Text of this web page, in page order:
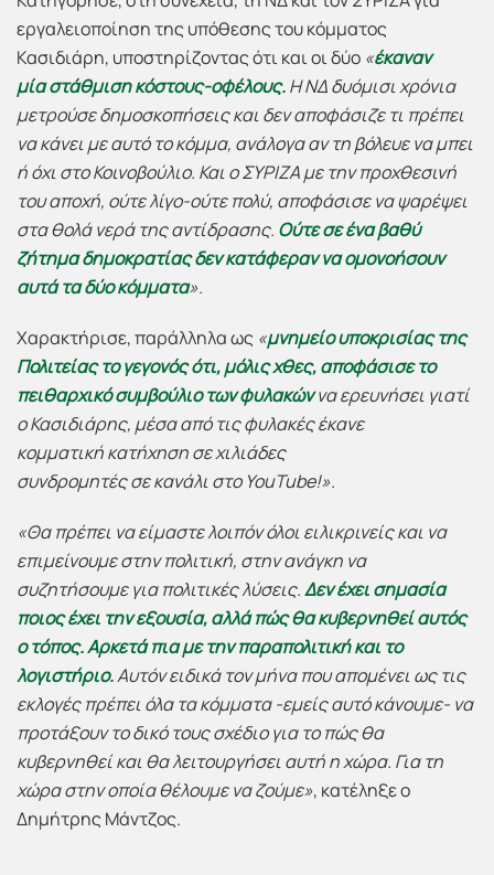
εργαλειοποίηση της υπόθεσης του κόμματος
Κασιδιάρη, υποστηρίζοντας ότι και οι δύο «έκαναν
μίαστάθμιση κόστους-οφέλους.ΗΝΔδυόμισι χρόνια
μετρούσε δημοσκοπήσεις και δεν αποφάσιζε τι πρέπει
να κάνει με αυτό το κόμμα, ανάλογααν τηβόλευε να μπει
ή όχι στο Κοινοβούλιο. Και οΣΥΡΙΖΑ με την προχθεσινή
του αποχή, ούτε λίγο-ούτε πολύ, αποφάσισε ναψαρέψει
στα θολά νερά της αντίδρασης. Ούτε σε έναβαθύ
ζήτημα δημοκρατίαςδεν κατάφεραν να ομονοήσουν
αυτά τα δύο κόμματα».
Χαρακτήρισε, παράλληλα ως «μνημείουποκρισίας της
Πολιτείας το γεγονόςότι,μόλις χθες,αποφάσισε το
πειθαρχικό συμβούλιο των φυλακών να ερευνήσει γιατί
ο Κασιδιάρης, μέσα από τις φυλακές έκανε
κομματικήκατήχησησε χιλιάδες
συνδρομητέςσεκανάλι στο YouTube!».
«Θαπρέπει να είμαστε λοιπόν όλοι ειλικρινείς και να
επιμείνουμεστην πολιτική, στην ανάγκη να
συζητήσουμε για πολιτικές λύσεις.Δεν έχει σημασία
ποιος έχει την εξουσία, αλλά πώςθακυβερνηθείαυτός
ο τόπος. Αρκετά πια με την παραπολιτική και το
λογιστήριο.Αυτόν ειδικά τον μήνα που απομένει ως τις
εκλογές πρέπει όλα τα κόμματα -εμείς αυτό κάνουμε- να
προτάξουν το δικό τους σχέδιο για το πώς θα
κυβερνηθεί και θα λειτουργήσει αυτή η χώρα. Για τη
χώρα στην οποία θέλουμε να ζούμε», κατέληξε ο
Δημήτρης Μάντζος.